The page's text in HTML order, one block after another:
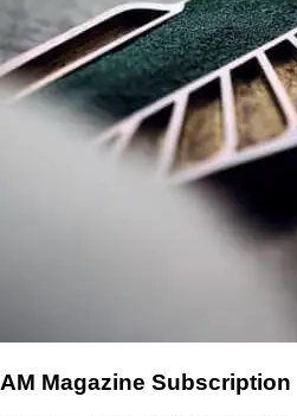
AM Magazine Subscription